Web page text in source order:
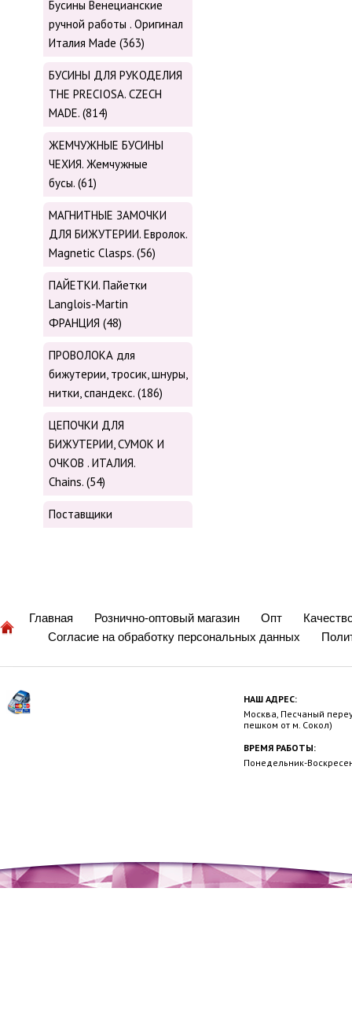
Бусины Венецианские
ручной работы . Оригинал
Италия Made (363)
БУСИНЫ ДЛЯ РУКОДЕЛИЯ
THE PRECIOSA. CZECH
MADE. (814)
ЖЕМЧУЖНЫЕ БУСИНЫ
ЧЕХИЯ. Жемчужные
бусы. (61)
МАГНИТНЫЕ ЗАМОЧКИ
ДЛЯ БИЖУТЕРИИ. Евролок.
Magnetic Сlasps. (56)
ПАЙЕТКИ. Пайетки
Langlois-Martin
ФРАНЦИЯ (48)
ПРОВОЛОКА для
бижутерии, тросик, шнуры,
нитки, cпандекс. (186)
ЦЕПОЧКИ ДЛЯ
БИЖУТЕРИИ, СУМОК И
ОЧКОВ . ИТАЛИЯ.
Chains. (54)
Поставщики
Главная Рознично-оптовый магазин Опт
Согласие на обработку персональных данных
НАШ АДРЕС:
Москва, Песчаный
пешком от м. Сокол)
ВРЕМЯ РАБОТЫ:
Понедельник-